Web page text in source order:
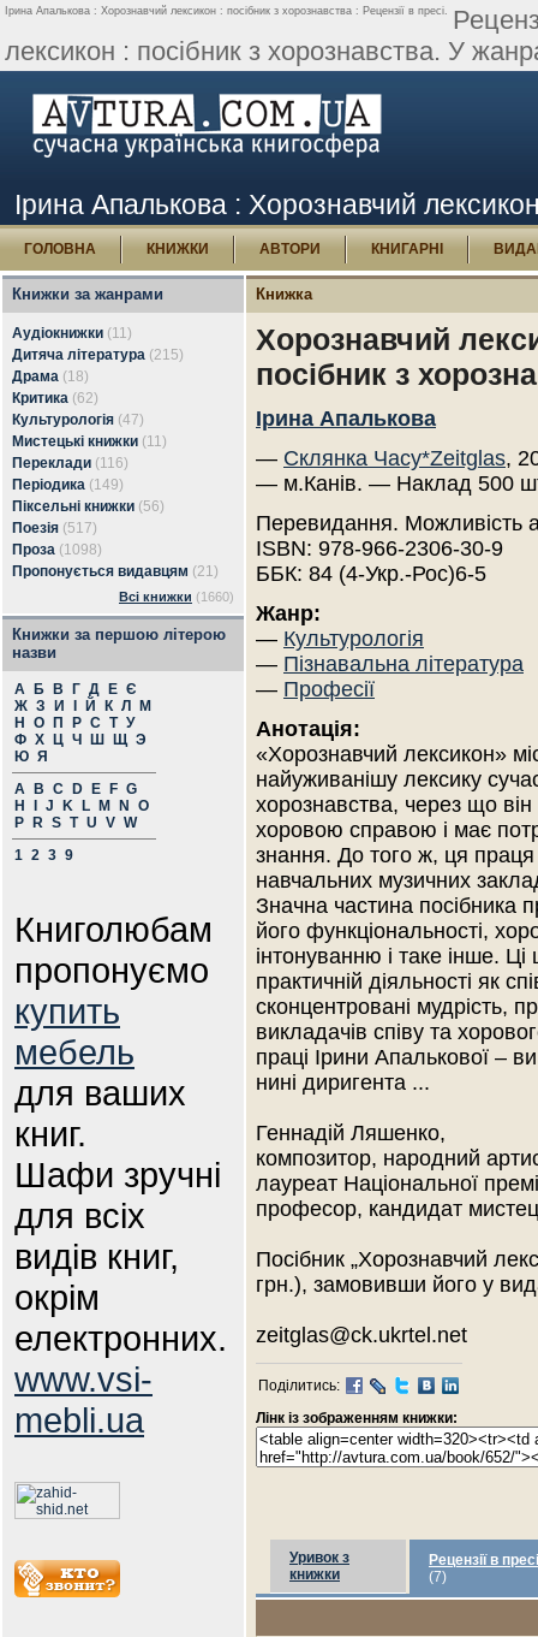
Ірина Апалькова : Хорознавчий лексикон : посібник з хорознавства : Рецензії в пресі.
лексикон : посібник з хорознавства. У
Ірина Апалькова : Хорознавчий
ГОЛОВНА КНИЖКИ АВТОРИ КНИГАРНІ
Книжки за жанрами
Аудіокнижки (11)
Дитяча література (215)
Драма (18)
Критика (62)
Культурологія (47)
Мистецькі книжки (11)
Переклади (116)
Періодика (149)
Піксельні книжки (56)
Поезія (517)
Проза (1098)
Пропонується видавцям (21)
Всі книжки (1660)
Книжки за першою літерою
назви
А Б В Г Д Е Є
Ж З И Й К Л
М
Н
О П Р С Т У
Ф Х Ц Ч Ш Щ Э
Ю Я
A
B C D E F G
H
J K L M N
O
P
R S T U V W
1 2 3 9
Книголюбам
пропонуємо
купить
мебель
для ваших
книг.
Шафи зручні
для всіх
видів книг,
окрім
електронних.
www.vsi-
mebli.ua
Книжка
Хорознавчий
посібник з
Ірина Апалькова
— Склянка Часу*Zeitglas,
— м.Канів. — Наклад 500
Перевидання. Можливість
ISBN: 978-966-2306-30-9
ББК: 84 (4-Укр.-Рос)6-5
Жанр:
— Культурологія
— Пізнавальна література
— Професії
Анотація:
«Хорознавчий лексикон»
найуживанішу лексику
хорознавства, через що він
хоровою справою і має
знання. До того ж, ця
навчальних музичних
Значна частина посібника
його функціональності,
інтонуванню і таке інше. Ці
практичній діяльності як
сконцентровані мудрість,
викладачів співу та
праці Ірини Апалькової –
нині диригента ...
Геннадій Ляшенко,
композитор, народний
лауреат Національної
професор, кандидат
Посібник „Хорознавчий
грн.), замовивши його у
zeitglas@ck.ukrtel.net
Поділитись:
Лінк із зображенням книжки:
Уривок з
книжки
Рецензії в пресі
(7)